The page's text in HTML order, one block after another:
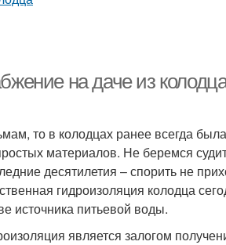
на даче из
то в колодцах ранее всегда
материалов. Не беремся
десятилетия – спорить не
гидроизоляция колодца
источника питьевой воды.
является залогом